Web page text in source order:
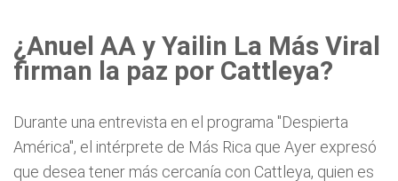
¿Anuel AA y Yailin La Más Viral
firman la paz por Cattleya?
Durante una entrevista en el programa "Despierta
América", el intérprete de Más Rica que Ayer expresó
que desea tener más cercanía con Cattleya, quien es